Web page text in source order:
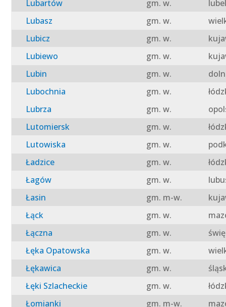
Lubartów gm. w.
Lubasz
gm. w.
Lubicz
gm. w.
Lubiewo
gm. w.
Lubin
gm. w.
Lubochnia
gm. w.
Lubrza
gm. w.
Lutomiersk
gm. w.
Lutowiska
gm. w.
Ładzice
gm. w.
Łagów
gm. w.
Łasin
gm. m-w.
Łąck
gm. w.
Łączna
gm. w.
Łęka Opatowska
gm. w.
Łękawica
gm. w.
Łęki Szlacheckie
gm. w.
Łomianki
gm. m-w.